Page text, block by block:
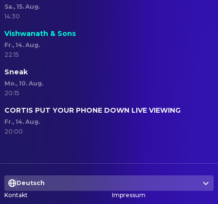
Sa., 15. Aug.
14:30
Vishwanath & Sons
Fr., 14. Aug.
22:15
Sneak
Mo., 10. Aug.
20:15
CORTIS PUT YOUR PHONE DOWN LIVE VIEWING
Fr., 14. Aug.
20:00
Deutsch
Kontakt
Impressum